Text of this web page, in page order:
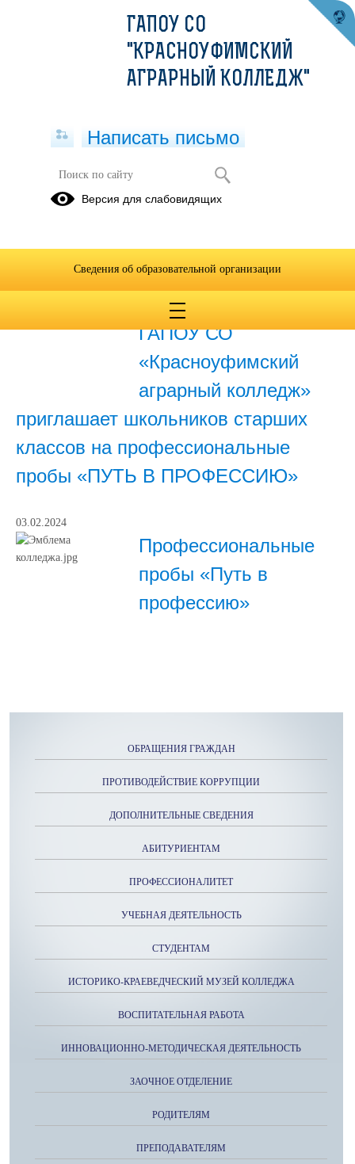
Профессиональные пробы -2024
13 февраля 2024 года
ГАПОУ СО
«Красноуфимский
аграрный колледж»
приглашает школьников старших
классов на профессиональные
пробы «ПУТЬ В ПРОФЕССИЮ»
03.02.2024
Профессиональные
пробы «Путь в
профессию»
ОБРАЩЕНИЯ ГРАЖДАН
ПРОТИВОДЕЙСТВИЕ КОРРУПЦИИ
ДОПОЛНИТЕЛЬНЫЕ СВЕДЕНИЯ
АБИТУРИЕНТАМ
ПРОФЕССИОНАЛИТЕТ
УЧЕБНАЯ ДЕЯТЕЛЬНОСТЬ
СТУДЕНТАМ
ИСТОРИКО-КРАЕВЕДЧЕСКИЙ МУЗЕЙ КОЛЛЕДЖА
ВОСПИТАТЕЛЬНАЯ РАБОТА
ИННОВАЦИОННО-МЕТОДИЧЕСКАЯ ДЕЯТЕЛЬНОСТЬ
ЗАОЧНОЕ ОТДЕЛЕНИЕ
РОДИТЕЛЯМ
ПРЕПОДАВАТЕЛЯМ
ГАПОУ СО
"КРАСНОУФИМСКИЙ
АГРАРНЫЙ КОЛЛЕДЖ"
Написать письмо
Версия для слабовидящих
Сведения об образовательной организации